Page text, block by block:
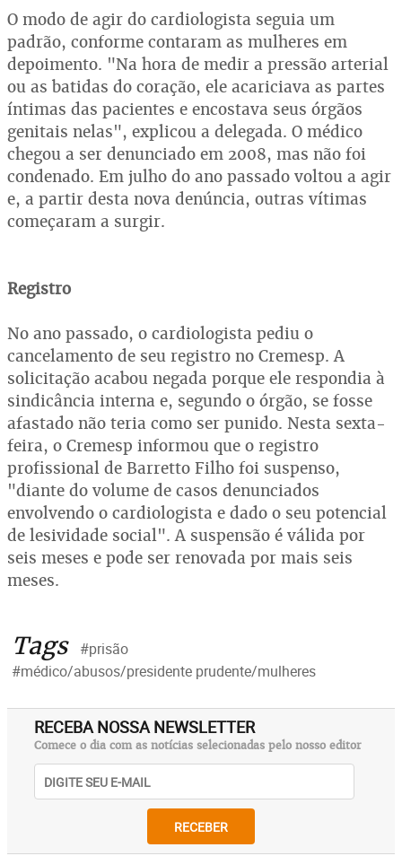
O modo de agir do cardiologista seguia um
padrão, conforme contaram as mulheres em
depoimento. "Na hora de medir a pressão arterial
ou as batidas do coração, ele acariciava as partes
íntimas das pacientes e encostava seus órgãos
genitais nelas", explicou a delegada. O médico
chegou a ser denunciado em 2008, mas não foi
condenado. Em julho do ano passado voltou a agir
e, a partir desta nova denúncia, outras vítimas
começaram a surgir.
Registro
No ano passado, o cardiologista pediu o
cancelamento de seu registro no Cremesp. A
solicitação acabou negada porque ele respondia à
sindicância interna e, segundo o órgão, se fosse
afastado não teria como ser punido. Nesta sexta-
feira, o Cremesp informou que o registro
profissional de Barretto Filho foi suspenso,
"diante do volume de casos denunciados
envolvendo o cardiologista e dado o seu potencial
de lesividade social". A suspensão é válida por
seis meses e pode ser renovada por mais seis
meses.
Tags
#prisão
#médico/abusos/presidente prudente/mulheres
RECEBA NOSSA NEWSLETTER
Comece o dia com as notícias selecionadas pelo nosso editor
RECEBER